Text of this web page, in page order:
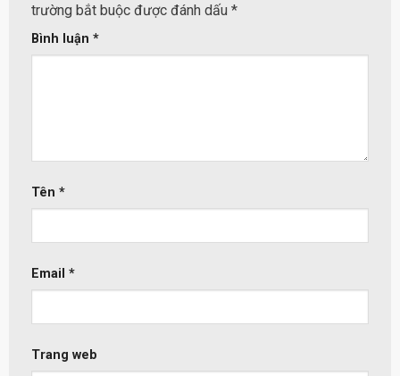
trường bắt buộc được đánh dấu *
Bình luận *
Tên *
Email *
Trang web